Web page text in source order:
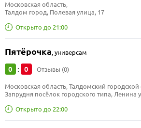
Открыто до 21:00
Московская область,
Талдом город, Полевая улица, 17
Пятёрочка,универсам
0 : 0 Отзывы (0)
Открыто до 22:00
Московская область, Талдомский городской
Запрудня посёлок городского типа, Ленина